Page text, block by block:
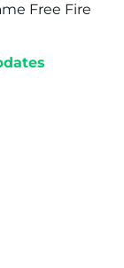
Free Fire